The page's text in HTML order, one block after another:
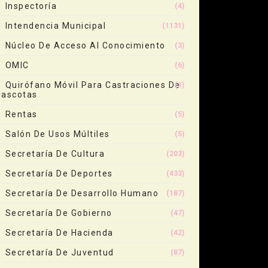
Inspectoría (4)
Intendencia Municipal (1131)
Núcleo De Acceso Al Conocimiento (3)
OMIC (6)
Quirófano Móvil Para Castraciones De(1)
Rentas (5)
Salón De Usos Múltiles (5)
Secretaría De Cultura (203)
Secretaría De Deportes (433)
Secretaría De Desarrollo Humano (187)
Secretaría De Gobierno (47)
Secretaría De Hacienda (42)
Secretaría De Juventud (87)